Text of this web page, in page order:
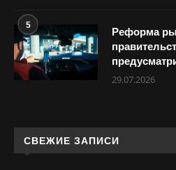
5
Реформа
29.07.2026
СВЕЖИЕ ЗАПИСИ